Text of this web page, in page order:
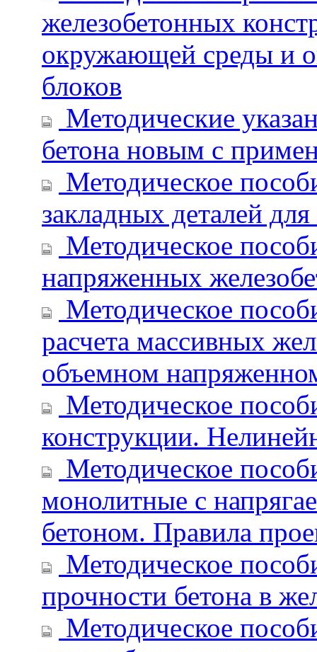
железобетонных
окружающей среды и
блоков
Методические
бетона новым с
Методическое
закладных деталей
Методическое
напряженных
Методическое
расчета массивных
объемном
Методическое
конструкции.
Методическое
монолитные с
бетоном. Правила
Методическое
прочности бетона в
Методическое